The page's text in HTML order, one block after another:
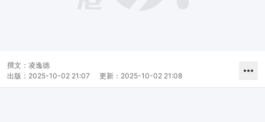
撰文： 凌逸德
出版： 2025-10-02 21:07 更新： 2025-10-02 21:08